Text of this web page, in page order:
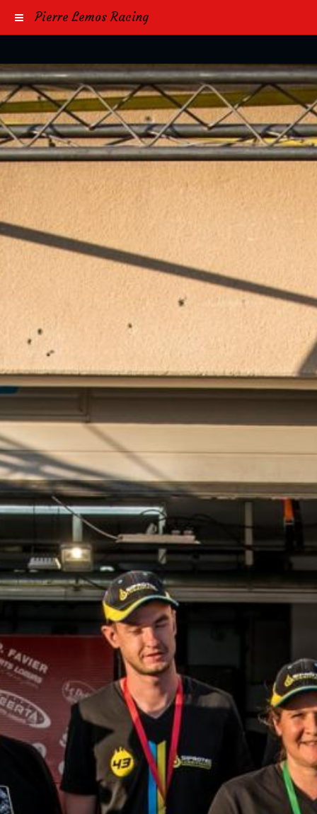
Pierre Lemos Racing